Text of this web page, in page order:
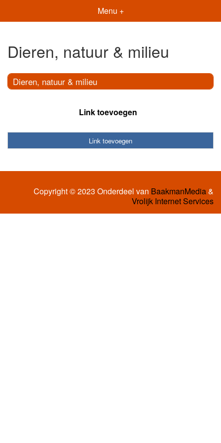
Menu +
Dieren, natuur & milieu
Dieren, natuur & milieu
Link toevoegen
Link toevoegen
Copyright © 2023 Onderdeel van BaakmanMedia&
Vrolijk Internet Services